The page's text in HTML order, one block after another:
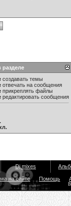
создавать темы
отвечать на сообщения
прикреплять файлы
редактировать сообщения
Dj mixes
на сайте Помощь